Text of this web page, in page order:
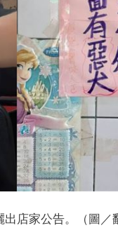
店家公告。（圖／